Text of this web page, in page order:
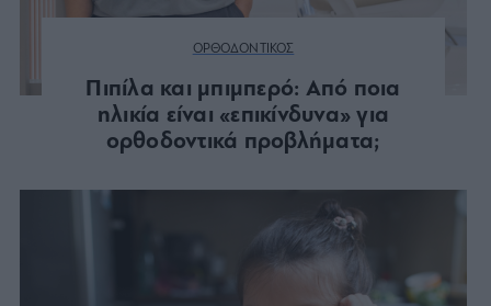
ΟΡΘΟΔΟΝΤΙΚΟΣ
Πιπίλα και μπιμπερό: Από ποια
ηλικία είναι «επικίνδυνα» για
ορθοδοντικά προβλήματα;